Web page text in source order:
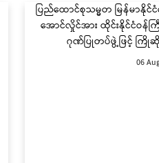
ပြည်ထောင်စုသမ္မတ မြန်မာနိုင်
အောင်လှိုင်အား ထိုင်းနိုင်ငံဝန်
ဂုဏ်ပြုတပ်ဖွဲ့ဖြင့် က
06